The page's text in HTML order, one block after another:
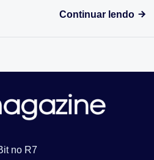
Continuar lendo
no R7